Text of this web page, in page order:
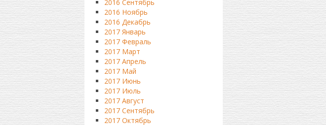
2016 Сентябрь
2016 Ноябрь
2016 Декабрь
2017 Январь
2017 Февраль
2017 Март
2017 Апрель
2017 Май
2017 Июнь
2017 Июль
2017 Август
2017 Сентябрь
2017 Октябрь